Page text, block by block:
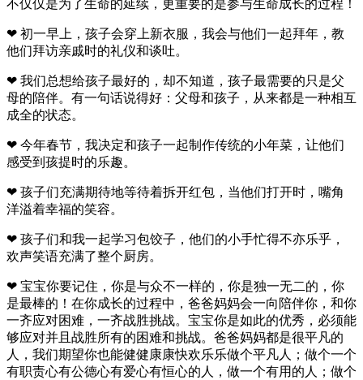
不仅仅是为了生命的延续，更重要的是参与生命成长的过程！
❤ 初一早上，孩子会穿上新衣服，我会与他们一起拜年，教
他们拜访亲戚时的礼仪和谈吐。
❤ 我们总想给孩子最好的，却不知道，孩子最需要的只是父
母的陪伴。有一句话说得好：父母和孩子，从来都是一种相互
成全的状态。
❤ 今年春节，我决定和孩子一起制作传统的小年菜，让他们
感受到孩提时的乐趣。
❤ 孩子们充满期待地等待着拆开红包，当他们打开时，嘴角
洋溢着幸福的笑容。
❤ 孩子们和我一起学习包饺子，他们的小手忙得不亦乐乎，
欢声笑语充满了整个厨房。
❤ 宝宝你要记住，你是与众不一样的，你是独一无二的，你
是最棒的！在你成长的过程中，爸爸妈妈会一向陪伴你，和你
一齐应对困难，一齐战胜挑战。宝宝你是如此的优秀，必须能
够应对并且战胜所有的困难和挑战。爸爸妈妈都是很平凡的
人，我们期望你也能健健康康快欢乐乐做个平凡人；做个一个
有职责心有公德心有爱心有恒心的人，做一个有用的人；做个